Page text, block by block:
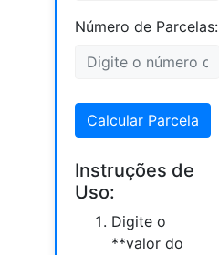
Número de Parcelas:
Calcular Parcela
Instruções de
Uso:
Digite o
**valor do